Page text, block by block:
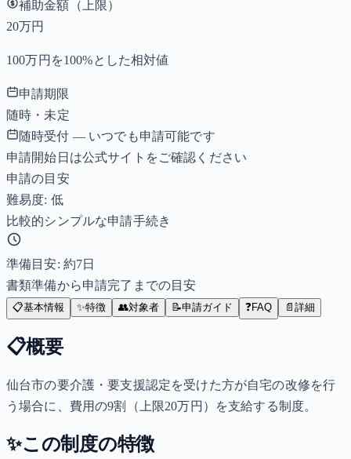
補助金額（上限）
20万円
100万円を100%とした相対値
申請期限
随時・未定
随時受付 — いつでも申請可能です
申請開始日は公式サイトをご確認ください
申請の目安
難易度: 低
比較的シンプルな申請手続き
準備目安: 約7日
書類準備から申請完了までの目安
📋基本情報 ✨特徴 👥対象者 📝申請ガイド ❓FAQ 📄 詳細
📋概要
仙台市の要介護・要支援認定を受けた方が自宅の改修を行
う場合に、費用の9割（上限20万円）を支給する制度。
✨この制度の特徴